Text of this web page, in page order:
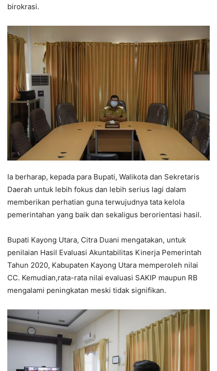
birokrasi.
Ia berharap, kepada para Bupati, Walikota dan Sekretaris
Daerah untuk lebih fokus dan lebih serius lagi dalam
memberikan perhatian guna terwujudnya tata kelola
pemerintahan yang baik dan sekaligus berorientasi hasil.
Bupati Kayong Utara, Citra Duani mengatakan, untuk
penilaian Hasil Evaluasi Akuntabilitas Kinerja Pemerintah
Tahun 2020, Kabupaten Kayong Utara memperoleh nilai
CC. Kemudian,rata-rata nilai evaluasi SAKIP maupun RB
mengalami peningkatan meski tidak signifikan.